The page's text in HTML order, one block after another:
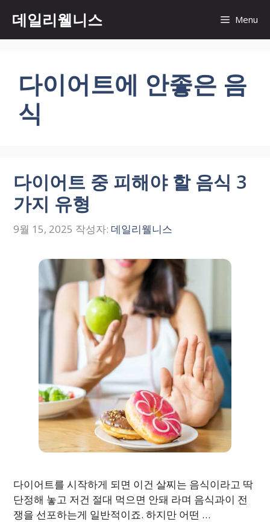
츠
데일리웰니스 Menu
다이어트에 안좋은 음
식
다이어트 중 피해야 할 음식 3
가지 유형
9월 15, 2025 작성자: 데일리웰니스
다이어트를 시작하게 되면 이건 살찌는 음식이라고 딱
단정해 놓고 저건 절대 먹으면 안돼 라며 음식과이 전
쟁을 선포하는게 일반적이죠. 하지만 어떤 …